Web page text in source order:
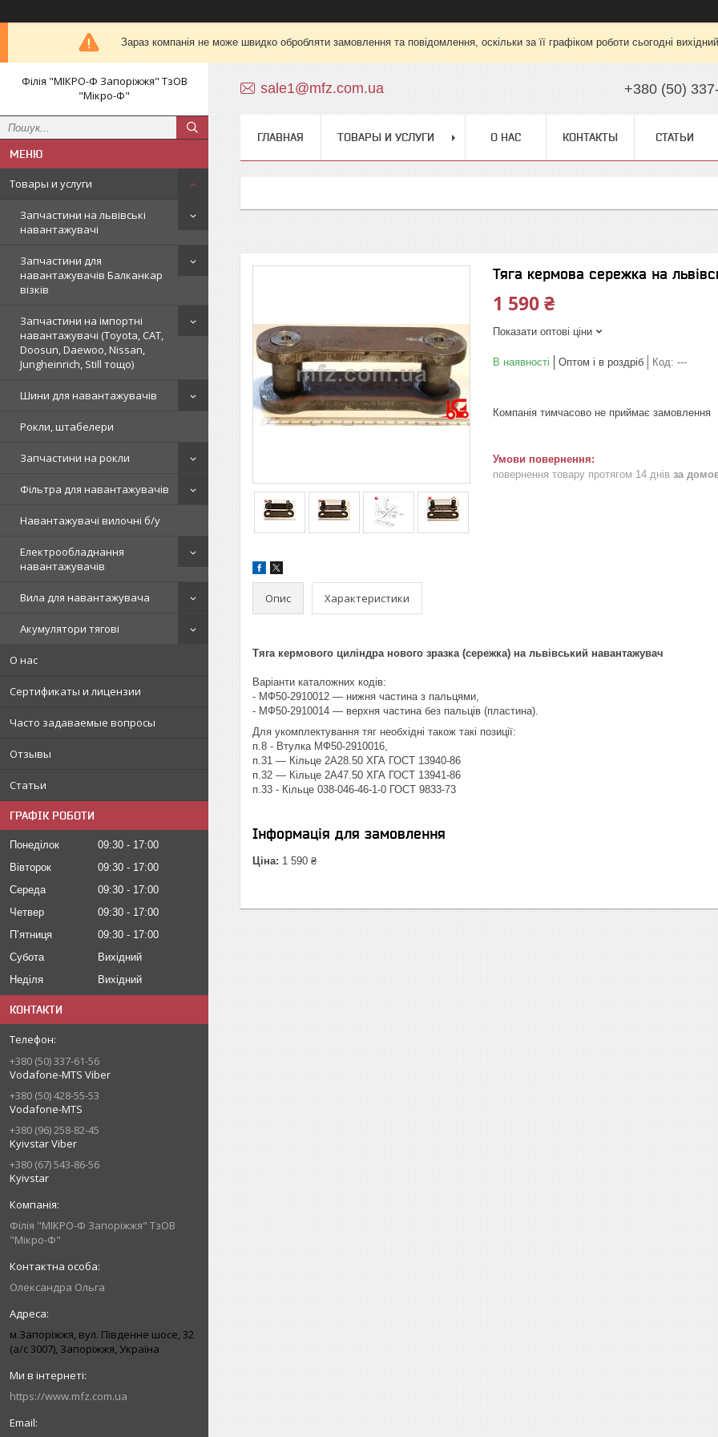
Зараз компанія не може швидко обробляти замовлення та повідомлення, оскільки за її графіком роботи сьогодні
Філія "МІКРО-Ф Запоріжжя" ТзОВ
"Мікро-Ф"
Товары и услуги
Запчастини на львівські
навантажувачі
Запчастини для
навантажувачів Балканкар
візків
Запчастини на імпортні
навантажувачі (Toyota, CAT,
Doosun, Daewoo, Nissan,
Jungheinrich, Still тощо)
Шини для навантажувачів
Рокли, штабелери
Запчастини на рокли
Фільтра для навантажувачів
Навантажувачі вилочні б/у
Електрообладнання
навантажувачів
Вила для навантажувача
Акумулятори тягові
О нас
Сертификаты и лицензии
Часто задаваемые вопросы
Отзывы
Статьи
ГРАФІК РОБОТИ
Понеділок 09:30
17:00
Вівторок
09:30
17:00
Середа
09:30
17:00
Четвер
09:30
17:00
Пʼятниця
09:30
17:00
Субота
Вихідний
Неділя
Вихідний
КОНТАКТИ
+380 (50) 337-61-56
Vodafone-MTS Viber
+380 (50) 428-55-53
Vodafone-MTS
+380 (96) 258-82-45
Kyivstar Viber
+380 (67) 543-86-56
Kyivstar
Філія "МІКРО-Ф Запоріжжя" ТзОВ
"Мікро-Ф"
Олександра Ольга
м.Запоріжжя, вул. Південне шосе, 32
(а/с 3007), Запоріжжя, Україна
https://www.mfz.com.ua
sale1@mfz.com.ua +380 (50)
ГЛАВНАЯ ТОВАРЫ И УСЛУГИ О НАС КОНТАКТЫ СТАТЬИ
Тяга кермова сережка на
1 590 ₴
Показати оптові ціни
В наявності Оптом і в роздріб Код: ---
Компанія тимчасово не приймає замовлення
повернення товару протягом 14 днів за
Опис Характеристики
Тяга кермового циліндра нового зразка (сережка) на львівський навантажувач
Варіанти каталожних кодів:
- МФ50-2910012 — нижня частина з пальцями,
- МФ50-2910014 — верхня частина без пальців (пластина).
Для укомплектування тяг необхідні також такі позиції:
п.8 - Втулка МФ50-2910016,
п.31 — Кільце 2A28.50 ХГА ГОСТ 13940-86
п.32 — Кільце 2A47.50 ХГА ГОСТ 13941-86
п.33 - Кільце 038-046-46-1-0 ГОСТ 9833-73
Інформація для замовлення
Ціна: 1 590 ₴